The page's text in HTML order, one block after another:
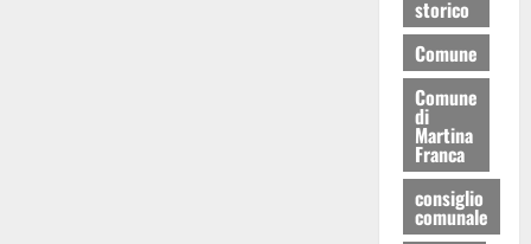
storico
Comune
Comune
di
Martina
Franca
consiglio
comunale